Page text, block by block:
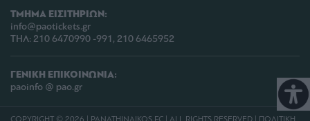
ΤΜΗΜΑ ΕΙΣΙΤΗΡΙΩΝ:
info@paotickets.gr
ΤΗΛ: 210 6470990 -991, 210 6465952
ΓΕΝΙΚΗ ΕΠΙΚΟΙΝΩΝΙΑ:
paoinfo @ pao.gr
COPYRIGHT © 2026 | PANATHINAIKOS FC | ALL RIGHTS RESERVED | ΠΟΛΙΤΙΚΗ